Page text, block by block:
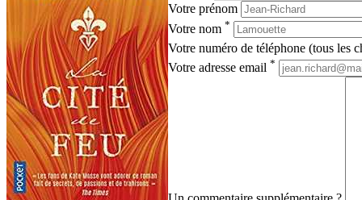
Votre prénom
Votre nom *
Votre numéro de téléphone (tous les
Votre adresse email *